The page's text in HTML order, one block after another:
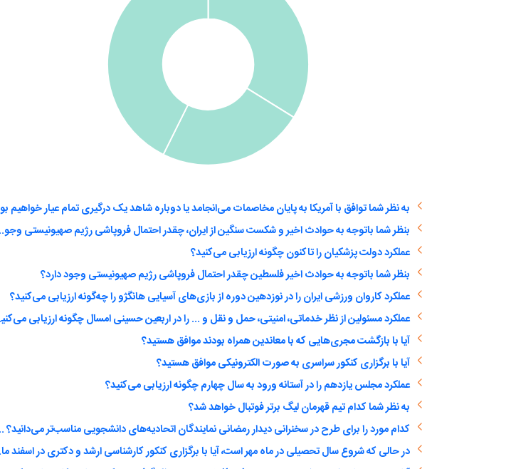
بنظر شما باتوجه
عملکرد دولت پزشکیان را تاکنون چگونه ارزیابی می‌کنید؟
بنظر شما باتوجه به حوادث اخیر فلسطین چقدر احتمال فروپاشی رژیم صهیونیستی وجود دارد؟
عملکرد کاروان ورزشی ایران را در نوزدهین دوره از بازی‌های آسیایی هانگژو را چه‌گونه ارزیابی می‌کنید؟
آیا با بازگشت مجری‌هایی که با معاندین همراه بودند موافق هستید؟
آیا با برگزاری کنکور سراسری به صورت الکترونیکی موافق هستید؟
عملکرد مجلس یازدهم را در آستانه ورود به سال چهارم چگونه ارزیابی می‌کنید؟
به نظر شما کدام تیم قهرمان لیگ برتر فوتبال خواهد شد؟
کدام مورد را برای